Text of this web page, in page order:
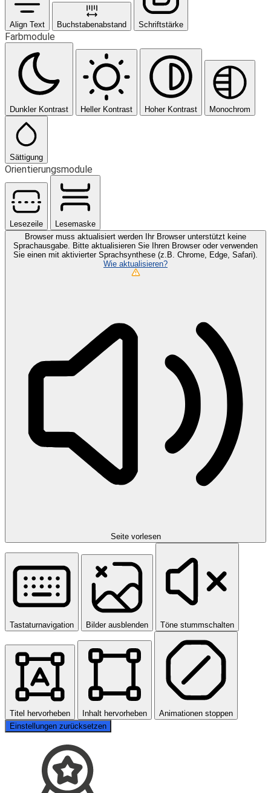
Align Text Buchstabenabstand Schriftstärke
Farbmodule
Dunkler Kontrast Heller Kontrast Hoher Kontrast Monochrom
Sättigung
Orientierungsmodule
Lesezeile
Lesemaske
Browser muss aktualisiert werden Ihr Browser unterstützt keine
Sprachausgabe. Bitte aktualisieren Sie Ihren Browser oder verwenden
Sie einen mit aktivierter Sprachsynthese (z.B. Chrome, Edge, Safari).
Wie aktualisieren?
Seite vorlesen
Tastaturnavigation Bilder ausblenden Töne stummschalten
Titel hervorheben Inhalt hervorheben
Animationen stoppen
Einstellungen zurücksetzen